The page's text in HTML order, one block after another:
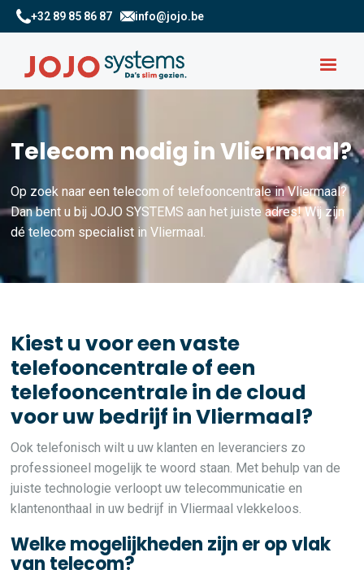
+32 89 85 86 87 info@jojo.be
Telecom nodig in Vliermaal?
Op zoek naar een telecom of telefooncentrale in Vliermaal?
Dan bent u bij JOJO SYSTEMS aan het juiste adres! Wij zijn
dé telecom specialist in Vliermaal.
Kiest u voor een vaste
telefooncentrale of een
telefooncentrale in de cloud
voor uw bedrijf in Vliermaal?
Ook telefonisch wilt u uw klanten en leveranciers zo
professioneel mogelijk te woord staan. Met behulp van de
juiste technologie verloopt uw telecommunicatie en
klantenonthaal in uw bedrijf in Vliermaal vlekkeloos.
Welke mogelijkheden zijn er op vlak
van telecom?